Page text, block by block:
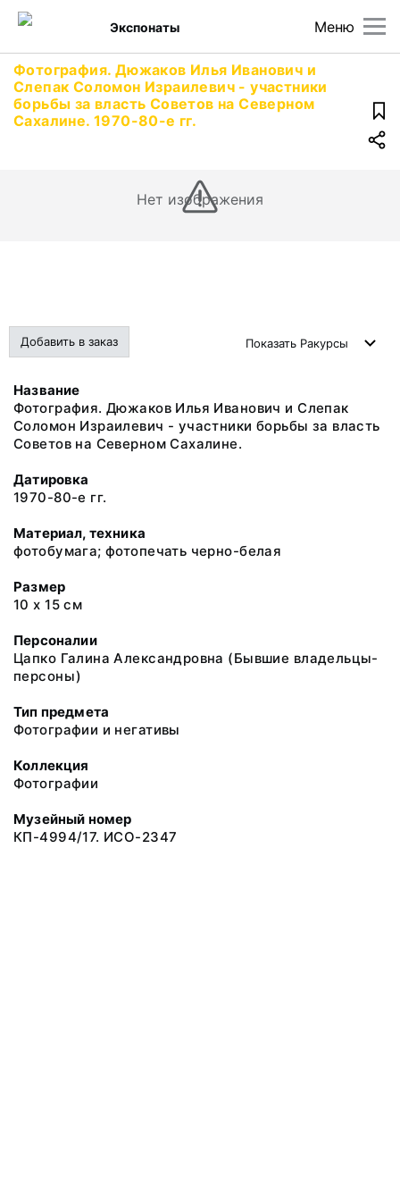
Меню
Экспонаты
Фотография. Дюжаков Илья Иванович и
Слепак Соломон Израилевич - участники
борьбы за власть Советов на Северном
Сахалине. 1970-80-е гг.
Нет изображения
Добавить в заказ Показать Ракурсы
Название
Фотография. Дюжаков Илья Иванович и Слепак
Соломон Израилевич - участники борьбы за власть
Советов на Северном Сахалине.
Датировка
1970-80-е гг.
Материал, техника
фотобумага; фотопечать черно-белая
Размер
10 х 15 см
Персоналии
Цапко Галина Александровна (Бывшие владельцы-
персоны)
Тип предмета
Фотографии и негативы
Коллекция
Фотографии
Музейный номер
КП-4994/17. ИСО-2347